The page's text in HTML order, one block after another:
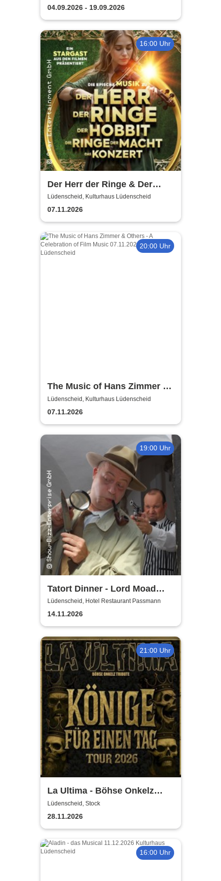
Lüdenscheid
Schule
04.09.2026 - 19.09.2026
16:00 Uhr
Der Herr der Ringe & Der
Hobbit
Lüdenscheid, Kulturhaus Lüdenscheid
07.11.2026
20:00 Uhr
The Music of Hans Zimmer &
Others - A Celebration of Film
Music
Lüdenscheid, Kulturhaus Lüdenscheid
07.11.2026
19:00 Uhr
Tatort Dinner - Lord Moad
lässt bitten!
Lüdenscheid, Hotel Restaurant Passmann
14.11.2026
21:00 Uhr
La Ultima - Böhse Onkelz
Tribute
Lüdenscheid, Stock
28.11.2026
16:00 Uhr